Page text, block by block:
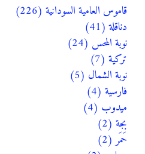
قاموس العامية السودانية (226)
دناقلة (41)
نوبة المحس (24)
تركية (7)
نوبة الشمال (5)
فارسية (4)
ميدوب (4)
بجة (2)
حَمَر (2)